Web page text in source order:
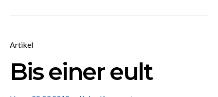
Artikel
Bis einer eult